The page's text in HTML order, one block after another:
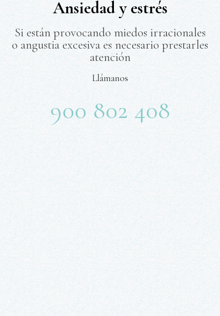
Ansiedad y estrés
Si están provocando miedos irracionales
o angustia excesiva es necesario prestarles
atención
Llámanos
900 802 408